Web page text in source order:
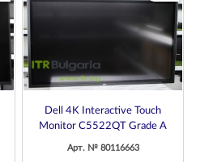
Dell 4K Interactive Touch
Monitor C5522QT Grade A
Арт. № 80116663